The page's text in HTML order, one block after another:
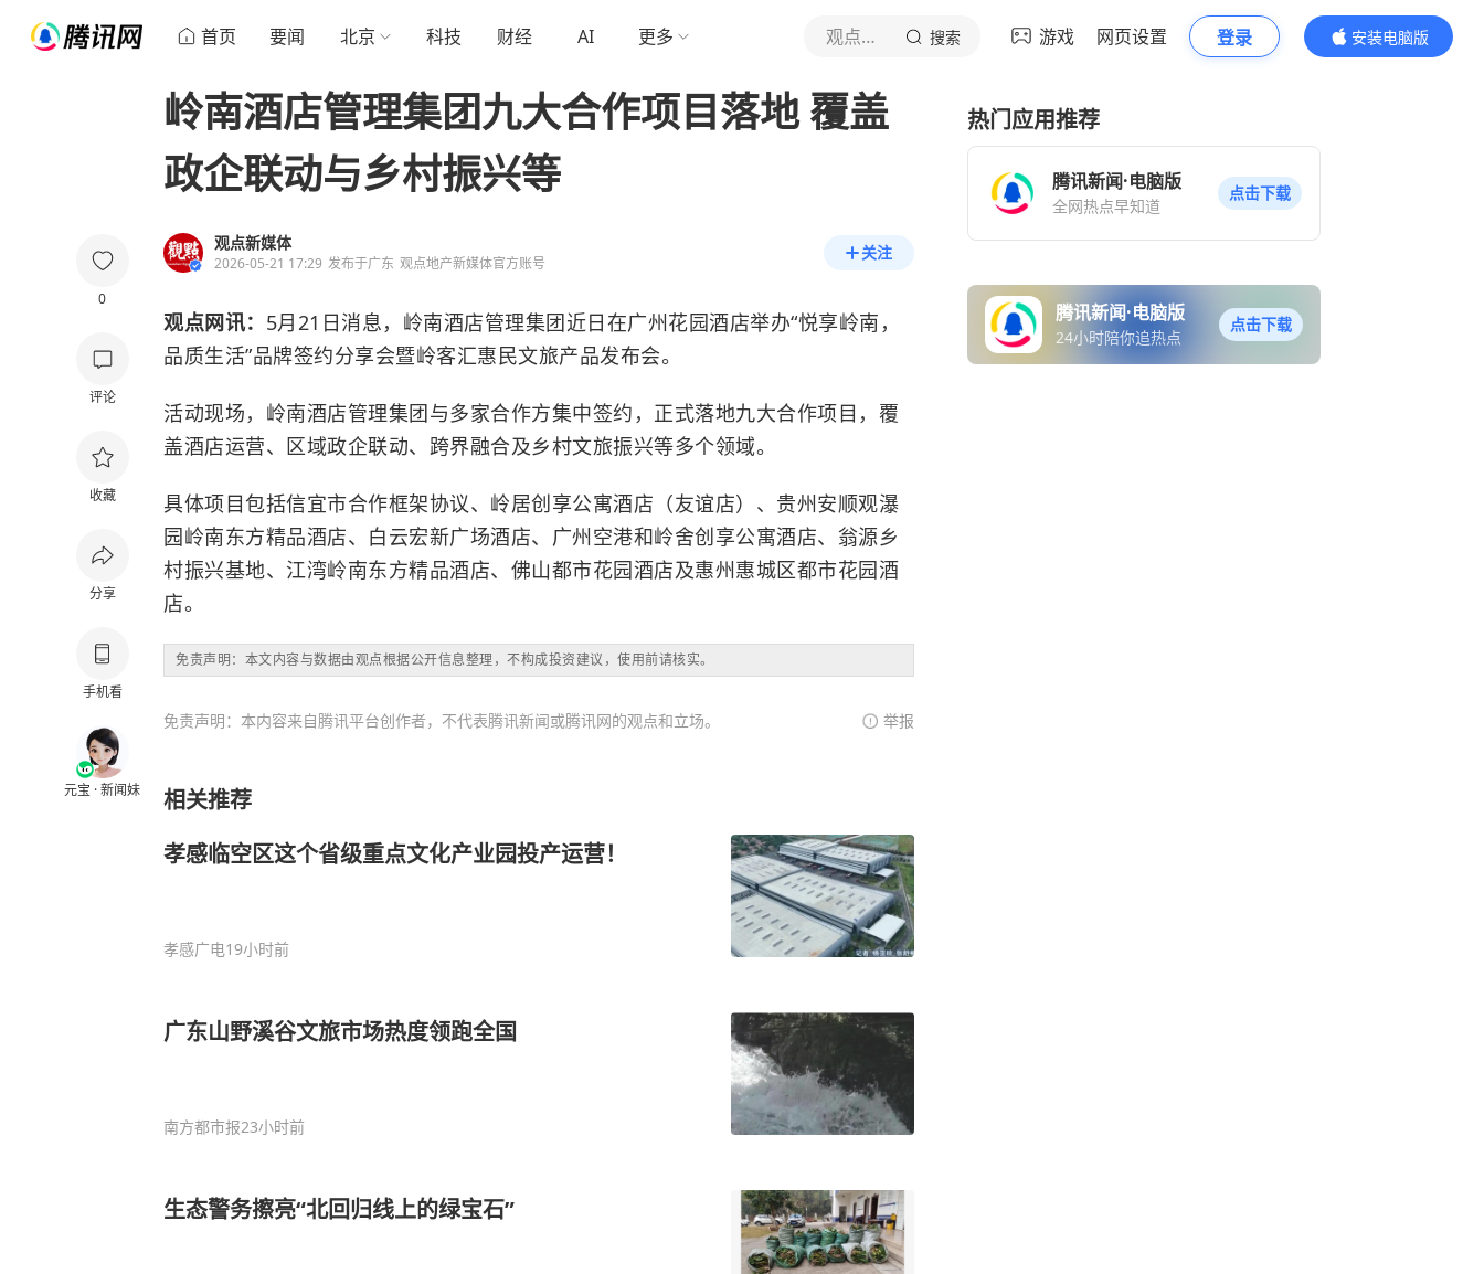
首页 要闻 北京 科技 财经 AI 更多 观点新媒体 搜索 游戏 网页设置 登录
安装电脑版
内容更精彩
0
评论
收藏
分享
手机看
元宝 · 新闻妹
岭南酒店管理集团九大合作项目落地 覆盖
政企联动与乡村振兴等
观点新媒体
2026-05-21 17:29 发布于广东 观点地产新媒体官方账号
关注
观点网讯： 5月21日消息，岭南酒店管理集团近日在广州花园酒店举办“悦享岭南，
品质生活”品牌签约分享会暨岭客汇惠民文旅产品发布会。
活动现场，岭南酒店管理集团与多家合作方集中签约，正式落地九大合作项目，覆
盖酒店运营、区域政企联动、跨界融合及乡村文旅振兴等多个领域。
具体项目包括信宜市合作框架协议、岭居创享公寓酒店（友谊店）、贵州安顺观瀑
园岭南东方精品酒店、白云宏新广场酒店、广州空港和岭舍创享公寓酒店、翁源乡
村振兴基地、江湾岭南东方精品酒店、佛山都市花园酒店及惠州惠城区都市花园酒
店。
免责声明：本文内容与数据由观点根据公开信息整理，不构成投资建议，使用前请核实。
免责声明：本内容来自腾讯平台创作者，不代表腾讯新闻或腾讯网的观点和立场。 举报
相关推荐
孝感临空区这个省级重点文化产业园投产运营！
孝感广电19小时前
广东山野溪谷文旅市场热度领跑全国
南方都市报23小时前
生态警务擦亮“北回归线上的绿宝石”
热门应用推荐
腾讯新闻·电脑版
全网热点早知道
点击下载
腾讯新闻·电脑版
24小时陪你追热点
点击下载